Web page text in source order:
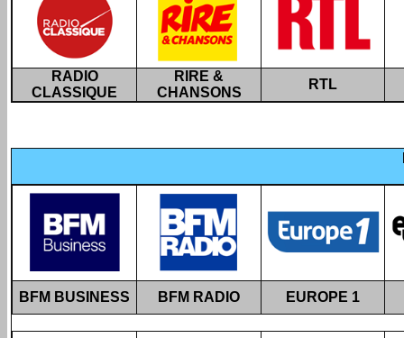
RADIO
CLASSIQUE
RIRE &
CHANSONS
RTL
BFM BUSINESS BFM RADIO EUROPE 1